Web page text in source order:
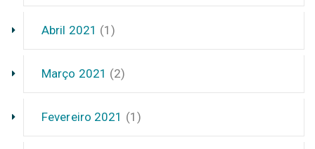
Abril 2021 (1)
Março 2021 (2)
Fevereiro 2021 (1)